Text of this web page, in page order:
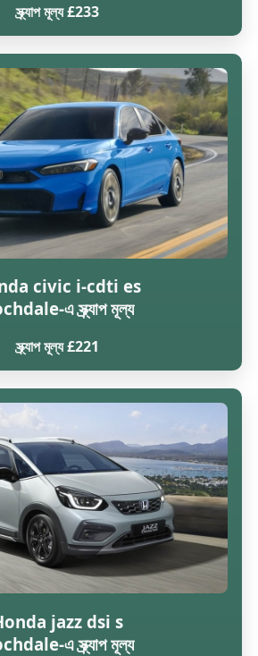
স্ক্র্যাপ মূল্য £233
civic i-cdti es
এ স্ক্র্যাপ মূল্য
স্ক্র্যাপ মূল্য £221
jazz dsi s
এ স্ক্র্যাপ মূল্য